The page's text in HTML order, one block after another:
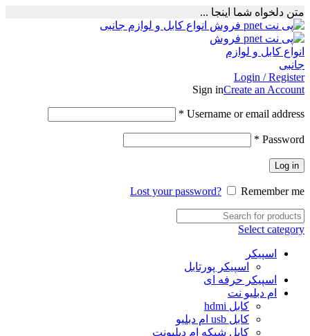
متن دلخواه شما اینجا ...
Login / Register
Sign inCreate an Account
Username or email address
*
Password
*
Log in
Lost your password? Remember me
Select category
اسپیکر
اسپیکر پورتابل
اسپیکر حرفه ای
ام دبلیو نت
کابل hdmi
کابل usb ام دبلیو
کابل شبکه ام دبلیونت